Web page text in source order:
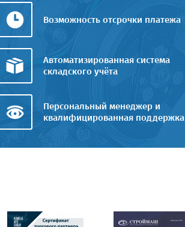
Возможность отсрочки платежа
Автоматизированная система
складского учёта
Персональный менеджер и
квалифицированная поддержка